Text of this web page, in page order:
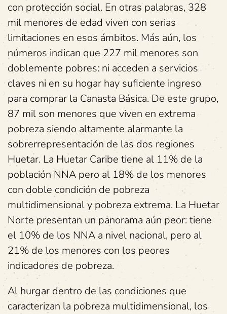
con protección social. En otras palabras, 328
mil menores de edad viven con serias
limitaciones en esos ámbitos. Más aún, los
números indican que 227 mil menores son
doblemente pobres: ni acceden a servicios
claves ni en su hogar hay suficiente ingreso
para comprar la Canasta Básica. De este grupo,
87 mil son menores que viven en extrema
pobreza siendo altamente alarmante la
sobrerrepresentación de las dos regiones
Huetar. La Huetar Caribe tiene al 11% de la
población NNA pero al 18% de los menores
con doble condición de pobreza
multidimensional y pobreza extrema. La Huetar
Norte presentan un panorama aún peor: tiene
el 10% de los NNA a nivel nacional, pero al
21% de los menores con los peores
indicadores de pobreza.
Al hurgar dentro de las condiciones que
caracterizan la pobreza multidimensional, los